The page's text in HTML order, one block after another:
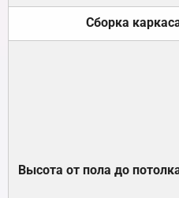
Сборка
Высота от пола до